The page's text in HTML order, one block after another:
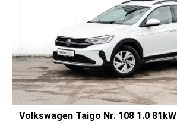
Volkswagen Taigo Nr. 108 1.0 81kW